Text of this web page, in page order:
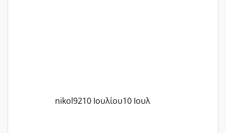
nikol9210 Ιουλίου10 Ιουλ